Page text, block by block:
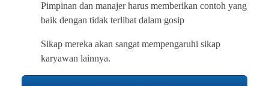
Pimpinan dan manajer harus memberikan contoh yang
baik dengan tidak terlibat dalam gosip
Sikap mereka akan sangat mempengaruhi sikap
karyawan lainnya.